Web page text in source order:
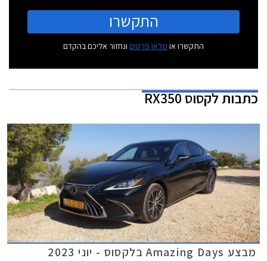
התקשרו
התקשרו או מלאו פרטים ונחזור אליכם בהקדם
כתבותלקסוס RX350
מבצע Amazing Days בלקסוס - יוני 2023